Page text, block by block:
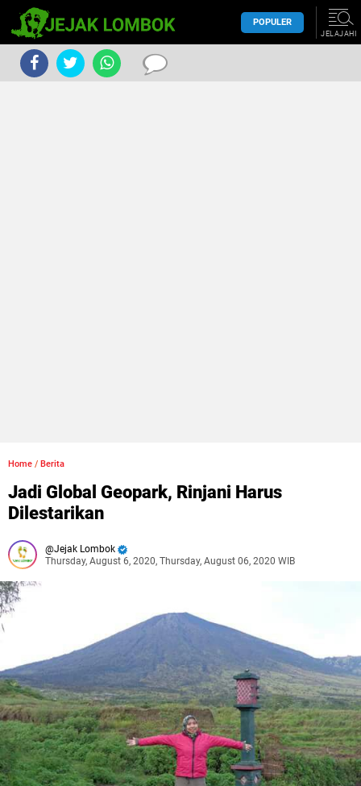
POPULER
JELAJAHI
Home / Berita
Jadi Global Geopark, Rinjani Harus
Dilestarikan
Jejak Lombok
Thursday, August 6, 2020, Thursday, August 06, 2020 WIB